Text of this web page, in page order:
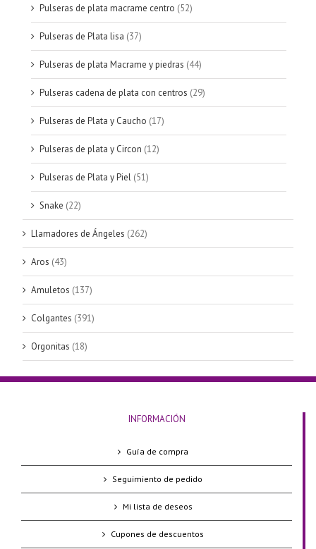
Pulseras de plata macrame centro (52)
Pulseras de Plata lisa (37)
Pulseras de plata Macrame y piedras (44)
Pulseras cadena de plata con centros (29)
Pulseras de Plata y Caucho (17)
Pulseras de plata y Circon (12)
Pulseras de Plata y Piel (51)
Snake (22)
Llamadores de Ángeles (262)
Aros (43)
Amuletos (137)
Colgantes (391)
Orgonitas (18)
INFORMACIÓN
Guía de compra
Seguimiento de pedido
Mi lista de deseos
Cupones de descuentos